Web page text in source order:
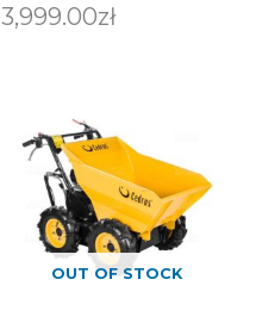
3,999.00zł
OUT OF STOCK